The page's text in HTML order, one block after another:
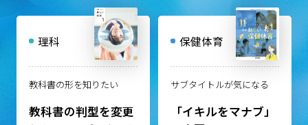
理科
教科書の形を知りたい
教科書の判型を変更
保健体育
サブタイトルが気になる
「イキルをマナブ」